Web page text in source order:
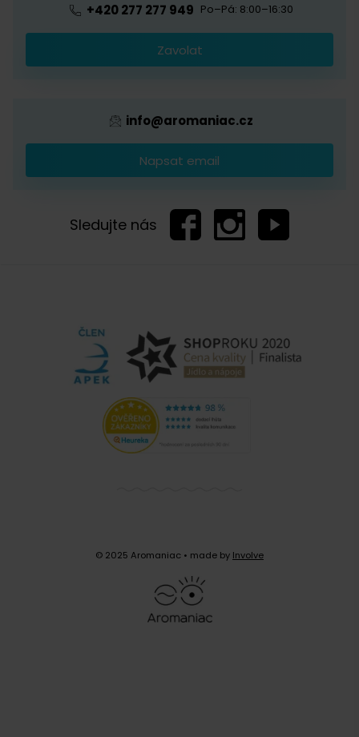
Provizní systém
+420 277 277 949 Po–Pá: 8:00–16:30
Zavolat
info@aromaniac.cz
Napsat email
Sledujte nás
© 2025 Aromaniac • made by Involve